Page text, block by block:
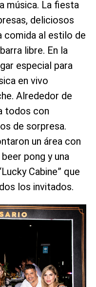
música. La fiesta
deliciosos
comida al estilo de
libre. En la
especial para
en vivo
Alrededor de
todos con
de sorpresa.
un área con
pong y una
Cabine” que
los invitados.